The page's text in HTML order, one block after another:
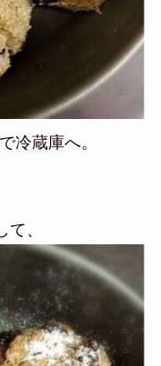
冷蔵庫へ。
、